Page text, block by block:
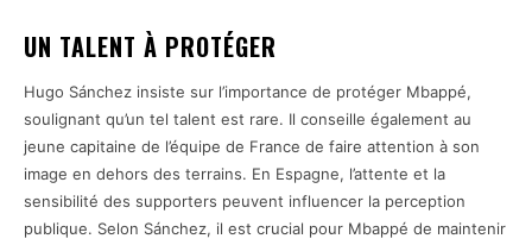
UN TALENT À PROTÉGER
Hugo Sánchez insiste sur l’importance de protéger Mbappé,
soulignant qu’un tel talent est rare. Il conseille également au
jeune capitaine de l’équipe de France de faire attention à son
image en dehors des terrains. En Espagne, l’attente et la
sensibilité des supporters peuvent influencer la perception
publique. Selon Sánchez, il est crucial pour Mbappé de maintenir